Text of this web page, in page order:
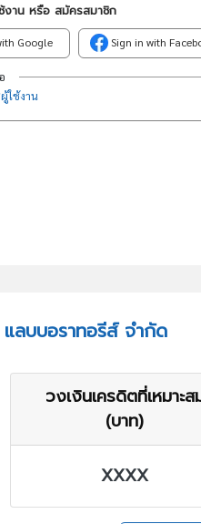
งาน หรือ สมัครสมาชิก
Google Sign in with
ใช้งาน
แลบบอราทอรีส์ จำกัด
วงเงินเครดิตที่เหมาะส
(บาท)
XXXX